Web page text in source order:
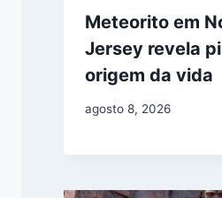
Meteorito em
Jersey revela
origem da vida
agosto 8, 2026